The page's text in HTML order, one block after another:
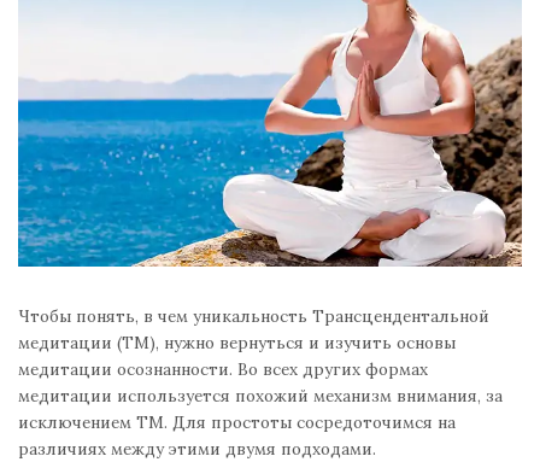
Чтобы понять, в чем уникальность Трансцендентальной
медитации (ТМ), нужно вернуться и изучить основы
медитации осознанности. Во всех других формах
медитации используется похожий механизм внимания, за
исключением ТМ. Для простоты сосредоточимся на
различиях между этими двумя подходами.